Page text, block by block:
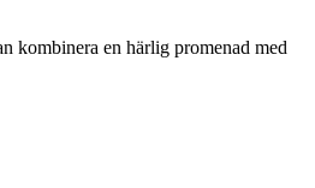
kombinera en härlig promenad med